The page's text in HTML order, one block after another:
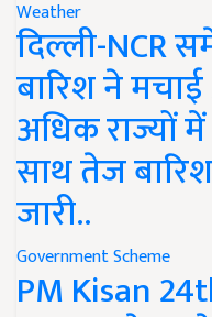
Weather
दिल्ली-NCR
बारिश ने
अधिक राज्यों
साथ तेज
जारी..
Government Scheme
PM Kisan